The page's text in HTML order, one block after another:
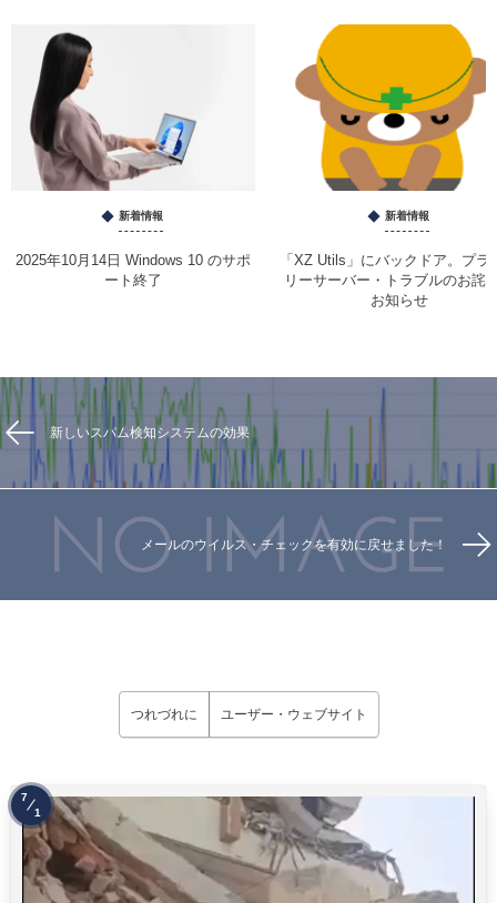
新着情報
2025年10月14日 Windows 10 のサポ
ート終了
新着情報
「XZ Utils」にバックドア。プラ
リーサーバー・トラブルのお詫
お知らせ
新しいスパム検知システムの効果
メールのウイルス・チェックを有効に戻せました！
つれづれに ユーザー・ウェブサイト
7
1